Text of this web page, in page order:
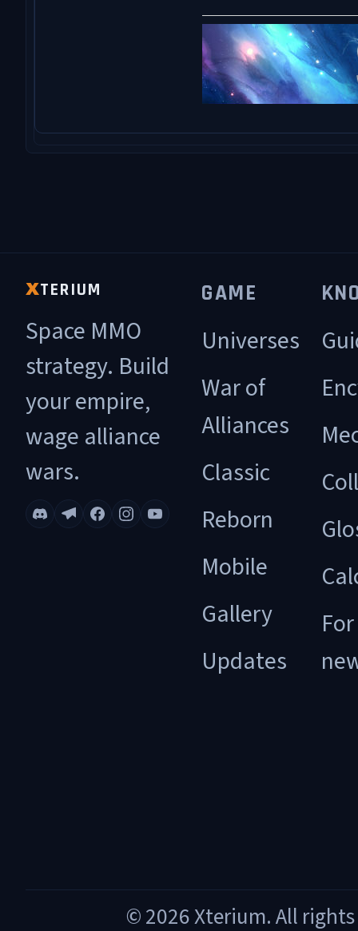
XTERIUM
Space MMO
strategy. Build
your empire,
wage alliance
wars.
GAME
Universes
War of
Alliances
Classic
Reborn
Mobile
Gallery
Updates
For
© 2026 Xterium. All rights